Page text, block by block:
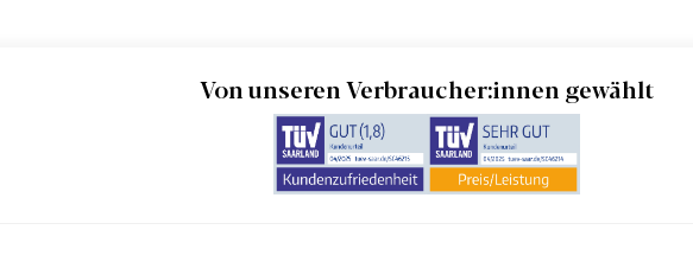
Von unseren Verbraucher:innen gewählt